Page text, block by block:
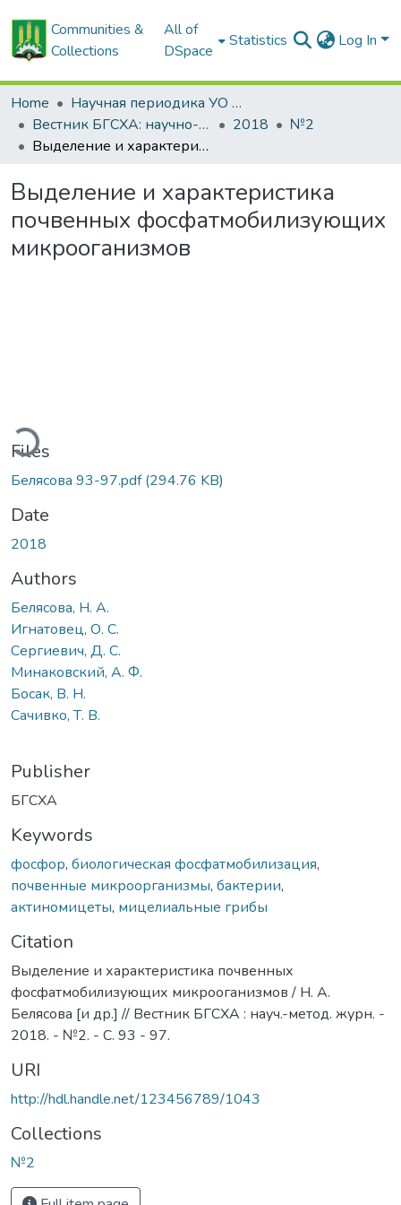
Communities &
Collections
All of
DSpace
Statistics Log In
Home
Научная периодика УО БГСХА
Вестник БГСХА: научно-методический журнал Белорусской государственной сельскохозяйственной академии
2018
№2
Выделение и характеристика почвенных фосфатмобилизующих микрооганизмов
Выделение и характеристика
почвенных фосфатмобилизующих
микрооганизмов
Files
Белясова 93-97.pdf(294.76 KB)
Date
2018
Authors
Белясова, Н. А.
Игнатовец, О. С.
Сергиевич, Д. С.
Минаковский, А. Ф.
Босак, В. Н.
Сачивко, Т. В.
Publisher
БГСХА
Keywords
фосфор, биологическая фосфатмобилизация,
почвенные микроорганизмы, бактерии,
актиномицеты, мицелиальные грибы
Citation
Выделение и характеристика почвенных
фосфатмобилизующих микрооганизмов / Н. А.
Белясова [и др.] // Вестник БГСХА : науч.-метод. журн. -
2018. - №2. - С. 93 - 97.
URI
http://hdl.handle.net/123456789/1043
Collections
№2